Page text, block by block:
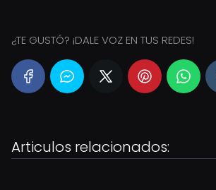
¿TE GUSTÓ? ¡DALE VOZ EN TUS REDES!
Articulos relacionados: